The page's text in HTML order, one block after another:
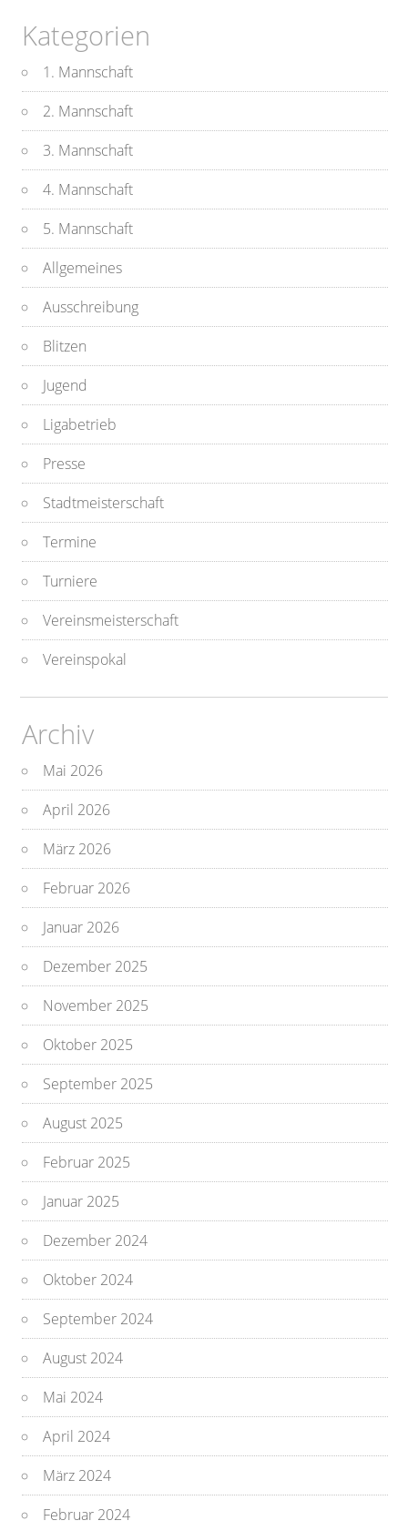
Kategorien
1. Mannschaft
2. Mannschaft
3. Mannschaft
4. Mannschaft
5. Mannschaft
Allgemeines
Ausschreibung
Blitzen
Jugend
Ligabetrieb
Presse
Stadtmeisterschaft
Termine
Turniere
Vereinsmeisterschaft
Vereinspokal
Archiv
Mai 2026
April 2026
März 2026
Februar 2026
Januar 2026
Dezember 2025
November 2025
Oktober 2025
September 2025
August 2025
Februar 2025
Januar 2025
Dezember 2024
Oktober 2024
September 2024
August 2024
Mai 2024
April 2024
März 2024
Februar 2024